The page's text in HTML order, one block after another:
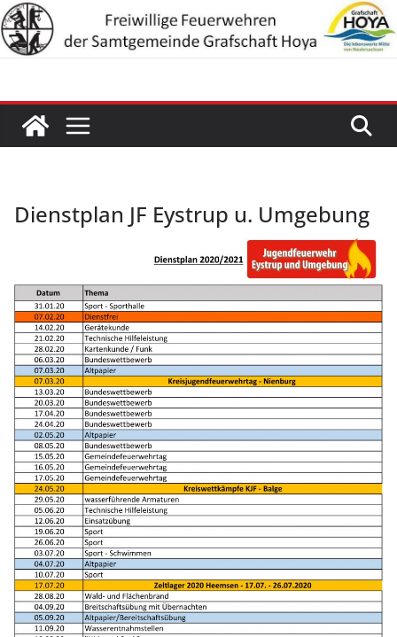
Zum
Inhalt
springen
Dienstplan JF Eystrup u. Umgebung